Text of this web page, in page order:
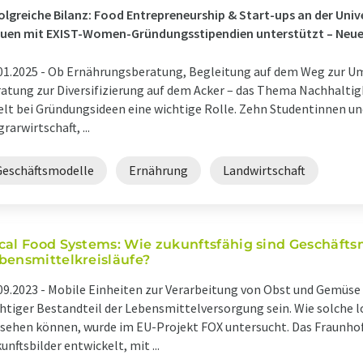
Bilanz: Food Entrepreneurship & Start-ups an der
mit EXIST-Women-Gründungsstipendien unterstützt – Neue
- Ob Ernährungsberatung, Begleitung auf dem Weg zur
zur Diversifizierung auf dem Acker – das Thema
bei Gründungsideen eine wichtige Rolle. Zehn Studentinnen
...
Ernährung Landwirtschaft
Food Systems: Wie zukunftsfähig sind
- Mobile Einheiten zur Verarbeitung von Obst und
Bestandteil der Lebensmittelversorgung sein. Wie
können, wurde im EU-Projekt FOX untersucht. Das
entwickelt, mit ...